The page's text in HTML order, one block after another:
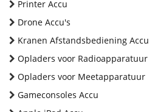
Printer Accu
Drone Accu's
Kranen Afstandsbediening Accu
Opladers voor Radioapparatuur
Opladers voor Meetapparatuur
Gameconsoles Accu